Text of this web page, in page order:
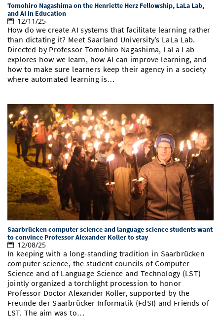
Tomohiro Nagashima on the Henriette Herz Fellowship, LaLa Lab,
and AI in Education
12/11/25
How do we create AI systems that facilitate learning rather
than dictating it? Meet Saarland University’s LaLa Lab.
Directed by Professor Tomohiro Nagashima, LaLa Lab
explores how we learn, how AI can improve learning, and
how to make sure learners keep their agency in a society
where automated learning is…
Saarbrücken computer science and language science students want
to convince Professor Alexander Koller to stay
12/08/25
In keeping with a long-standing tradition in Saarbrücken
computer science, the student councils of Computer
Science and of Language Science and Technology (LST)
jointly organized a torchlight procession to honor
Professor Doctor Alexander Koller, supported by the
Freunde der Saarbrücker Informatik (FdSI) and Friends of
LST. The aim was to…